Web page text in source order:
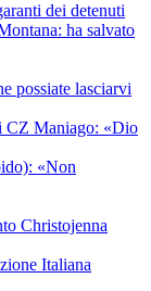
dei detenuti
ha salvato
possiate lasciarvi
CZ Maniago: «Dio
«Non
Christojenna
Italiana